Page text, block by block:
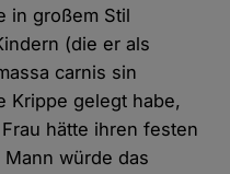
in großem Stil
(die er als
carnis sin
Krippe gelegt habe,
hätte ihren festen
würde das